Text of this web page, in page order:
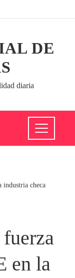
DE
diaria
industria checa
en la